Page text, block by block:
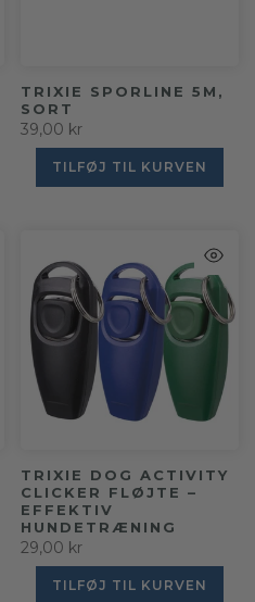
TRIXIE SPORLINE 5M,
SORT
39,00 kr
TILFØJ TIL KURVEN
TRIXIE DOG ACTIVITY
CLICKER FLØJTE –
EFFEKTIV
HUNDETRÆNING
29,00 kr
TILFØJ TIL KURVEN